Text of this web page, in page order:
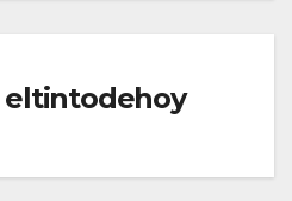
eltintodehoy